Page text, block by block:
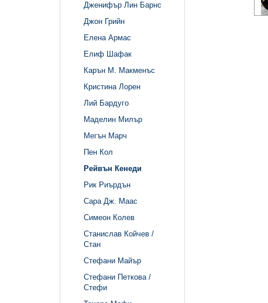
Дженифър Лин Барнс
Джон Грийн
Елена Армас
Елиф Шафак
Карън М. Макменъс
Кристина Лорен
Лий Бардуго
Маделин Милър
Мегън Марч
Пен Кол
Рейвън Кенеди
Рик Риърдън
Сара Дж. Маас
Симеон Колев
Станислав Койчев /
Стан
Стефани Майър
Стефани Петкова /
Стефи